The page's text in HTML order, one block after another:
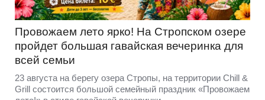
Провожаем лето ярко! На Стропском озере
пройдет большая гавайская вечеринка для
всей семьи
23 августа на берегу озера Стропы, на территории Chill &
Grill состоится большой семейный праздник «Провожаем